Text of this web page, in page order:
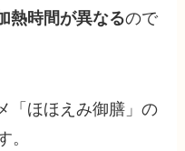
熱時間が異なるので
「ほほえみ御膳」の
。